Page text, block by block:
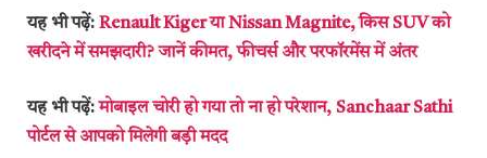
यह भी पढ़ें: Renault Kiger या Nissan Magnite, किस SUV को
खरीदने में समझदारी? जानें कीमत, फीचर्स और परफॉरमेंस में अंतर
यह भी पढ़ें:मोबाइल चोरी हो गया तो ना हो परेशान, Sanchaar Sathi
पोर्टल से आपको मिलेगी बड़ी मदद